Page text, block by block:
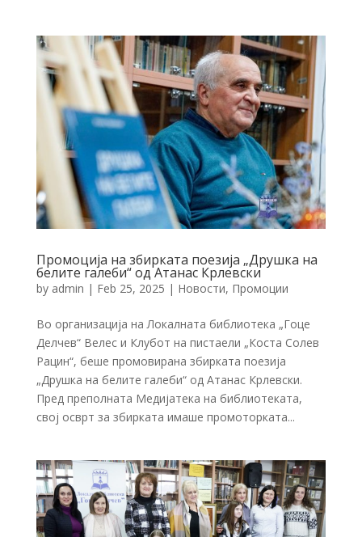
Промоција на збирката поезија „Друшка на
белите галеби“ од Атанас Крлевски
by admin | Feb 25, 2025 | Новости, Промоции
Во организација на Локалната библиотека „Гоце
Делчев“ Велес и Клубот на пистаели „Коста Солев
Рацин“, беше промовирана збирката поезија
„Друшка на белите галеби“ од Атанас Крлевски.
Пред преполната Медијатека на библиотеката,
свој осврт за збирката имаше промоторката...